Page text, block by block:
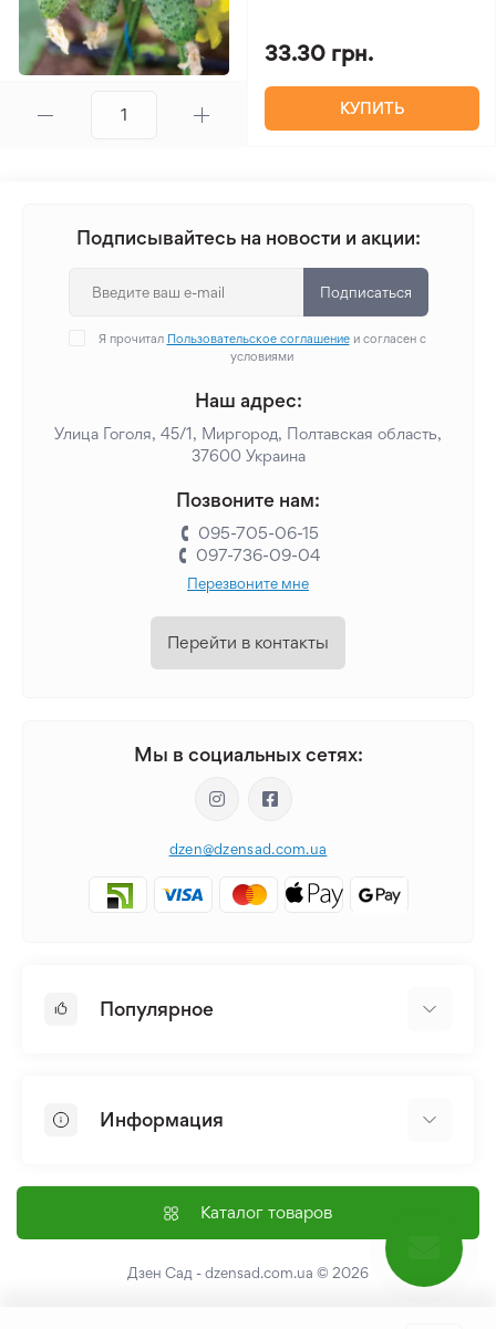
33.30 грн.
КУПИТЬ
Подписывайтесь на новости и акции:
Подписаться
Я прочитал Пользовательское соглашениеи согласен с
условиями
Наш адрес:
Улица Гоголя, 45/1, Миргород, Полтавская область,
37600 Украина
Позвоните нам:
095-705-06-15
097-736-09-04
Перезвоните мне
Перейти в контакты
Мы в социальных сетях:
dzen@dzensad.com.ua
Популярное
Лилия
Семена
Информация
Доставка и оплата
Контакты
Каталог товаров
Дзен Сад - dzensad.com.ua © 2026